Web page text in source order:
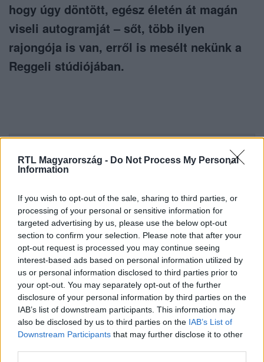
RTL Magyarország - Do Not Process My Personal
Information
If you wish to opt-out of the sale, sharing to third parties, or
processing of your personal or sensitive information for
targeted advertising by us, please use the below opt-out
section to confirm your selection. Please note that after your
opt-out request is processed you may continue seeing
interest-based ads based on personal information utilized by
us or personal information disclosed to third parties prior to
your opt-out. You may separately opt-out of the further
disclosure of your personal information by third parties on the
IAB’s list of downstream participants. This information may
also be disclosed by us to third parties on the IAB’s List of
Downstream Participants that may further disclose it to other
hogy úgy döntött, egész életén át magán
viseli autogramját – sőt, több ilyen
rajongója is van, erről is mesélt nekünk a
Reggeli stúdiójában.
legyen a Google-találatokban!
Kövess minket, és értesülj a friss hírekről a
Facebookon is!